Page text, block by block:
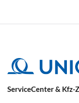
ServiceCenter &